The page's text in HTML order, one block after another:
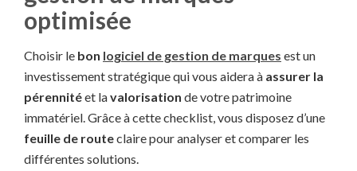
optimisée
Choisir le bon logiciel de gestion de marques est un
investissement stratégique qui vous aidera à assurer la
pérennitéet lavalorisation de votre patrimoine
immatériel. Grâce à cette checklist, vous disposez d’une
feuille de routeclaire pour analyser et comparer les
différentes solutions.